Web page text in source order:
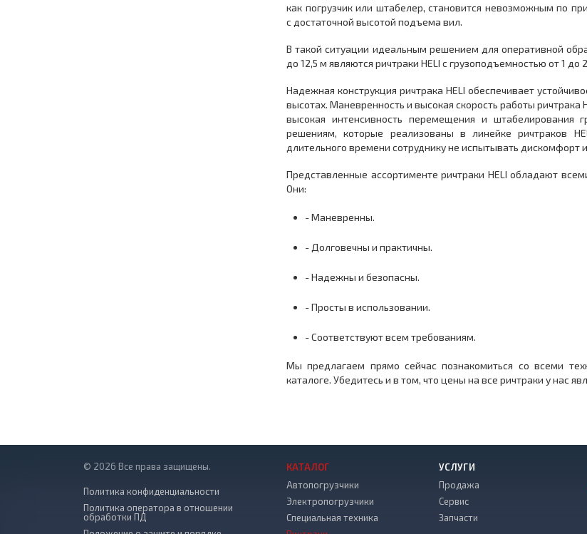
как погрузчик или штабелер, становится невозможным по
с достаточной высотой подъема вил.
В такой ситуации идеальным решением для оперативной
до 12,5 м являются ричтраки HELI c грузоподъемностью от 1 до
Надежная конструкция ричтрака HELI обеспечивает
высотах. Маневренность и высокая скорость работы
высокая интенсивность перемещения и штабелирования
решениям, которые реализованы в линейке ричтраков
длительного времени сотруднику не испытывать дискомфорт
Представленные ассортименте ричтраки HELI обладают
Они:
- Маневренны.
- Долговечны и практичны.
- Надежны и безопасны.
- Просты в использовании.
- Соответствуют всем требованиям.
Мы предлагаем прямо сейчас познакомиться со всеми
каталоге. Убедитесь и в том, что цены на все ричтраки у нас
© 2026 Все права защищены.
Политика конфиденциальности
Политика оператора в отношении
обработки ПД
КАТАЛОГ
Автопогрузчики
Электропогрузчики
Специальная техника
УСЛУГИ
Продажа
Сервис
Запчасти